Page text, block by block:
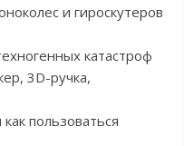
и гироскутеров
катастроф
3D-ручка,
пользоваться